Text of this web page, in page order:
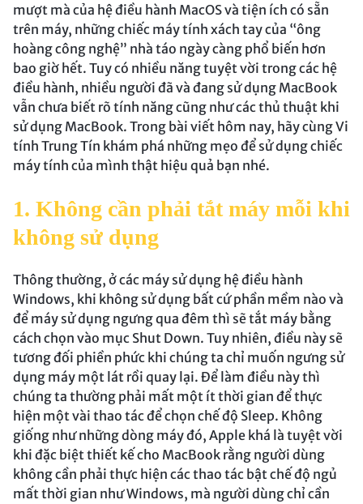
mượt mà của hệ điều hành MacOS và tiện ích có sẵn
trên máy, những chiếc máy tính xách tay của “ông
hoàng công nghệ” nhà táo ngày càng phổ biến hơn
bao giờ hết. Tuy có nhiều năng tuyệt vời trong các hệ
điều hành, nhiều người đã và đang sử dụng MacBook
vẫn chưa biết rõ tính năng cũng như các thủ thuật khi
sử dụng MacBook. Trong bài viết hôm nay, hãy cùng Vi
tính Trung Tín khám phá những mẹo để sử dụng chiếc
máy tính của mình thật hiệu quả bạn nhé.
1. Không cần phải tắt máy mỗi khi
không sử dụng
Thông thường, ở các máy sử dụng hệ điều hành
Windows, khi không sử dụng bất cứ phần mềm nào và
để máy sử dụng ngưng qua đêm thì sẽ tắt máy bằng
cách chọn vào mục Shut Down. Tuy nhiên, điều này sẽ
tương đối phiền phức khi chúng ta chỉ muốn ngưng sử
dụng máy một lát rồi quay lại. Để làm điều này thì
chúng ta thường phải mất một ít thời gian để thực
hiện một vài thao tác để chọn chế độ Sleep. Không
giống như những dòng máy đó, Apple khá là tuyệt vời
khi đặc biệt thiết kế cho MacBook rằng người dùng
không cần phải thực hiện các thao tác bật chế độ ngủ
mất thời gian như Windows, mà người dùng chỉ cần